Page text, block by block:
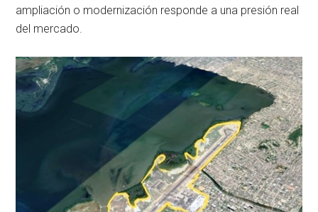
ampliación o modernización responde a una presión real
del mercado.